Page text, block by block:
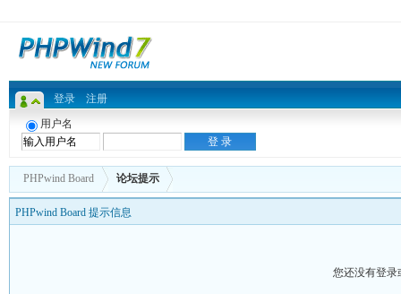
登录 注册
用户名
PHPwind Board 论坛提示
PHPwind Board 提示信息
您还没有登录